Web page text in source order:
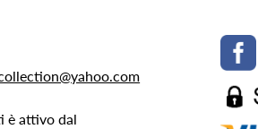
è attivo dal